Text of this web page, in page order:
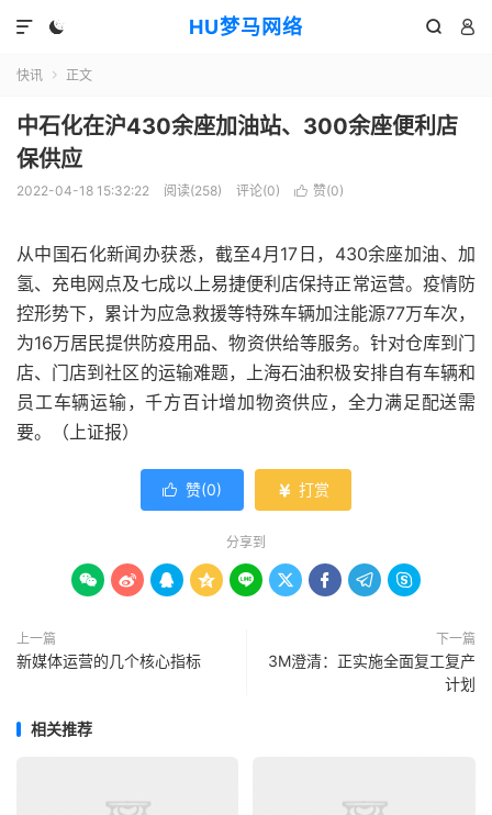
HU梦马网络
  

快讯  正文
中石化在沪430余座加油站、300余座便利店
保供应
2022-04-18 15:32:22 阅读(258) 评论(0)  赞(0)
从中国石化新闻办获悉，截至4月17日，430余座加油、加
氢、充电网点及七成以上易捷便利店保持正常运营。疫情防
控形势下，累计为应急救援等特殊车辆加注能源77万车次，
为16万居民提供防疫用品、物资供给等服务。针对仓库到门
店、门店到社区的运输难题，上海石油积极安排自有车辆和
员工车辆运输，千方百计增加物资供应，全力满足配送需
要。（上证报）
 赞(0)  打赏
分享到
        
上一篇
新媒体运营的几个核心指标
下一篇
3M澄清：正实施全面复工复产
计划
相关推荐